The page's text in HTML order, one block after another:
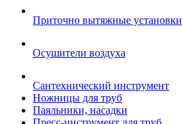
Приточно вытяжные установки
Осушители воздуха
Сантехнический инструмент
Ножницы для труб
Паяльники, насадки